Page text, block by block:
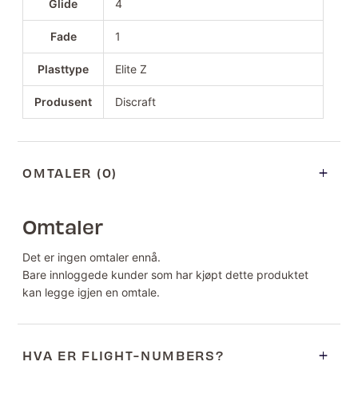
Glide 4
Fade 1
Plasttype Elite Z
Produsent Discraft
OMTALER (0)
Omtaler
Det er ingen omtaler ennå.
Bare innloggede kunder som har kjøpt dette produktet
kan legge igjen en omtale.
HVA ER FLIGHT-NUMBERS?